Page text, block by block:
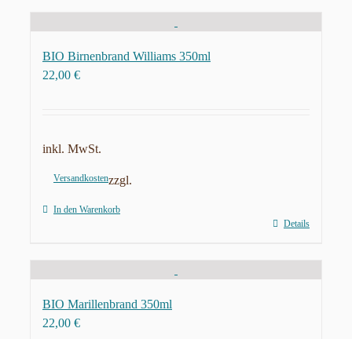
BIO Birnenbrand Williams 350ml
22,00 €
inkl. MwSt.
zzgl.
Versandkosten
In den Warenkorb
Details
BIO Marillenbrand 350ml
22,00 €